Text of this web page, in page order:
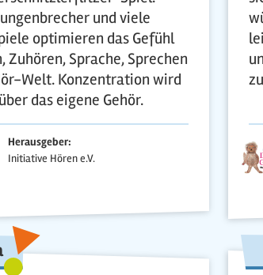
und viele
optimieren das Gefühl
Zuhören, Sprache, Sprechen
Welt. Konzentration wird
das eigene Gehör.
Herausgeber:
Initiative Hören e.V.